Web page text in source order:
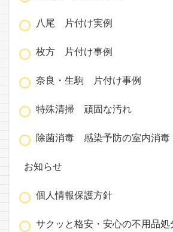
八尾 片付け実例
枚方 片付け事例
奈良・生駒 片付け事例
特殊清掃 頑固な汚れ
除菌消毒 感染予防の室内消毒
お知らせ
個人情報保護方針
サクッと格安・安心の不用品